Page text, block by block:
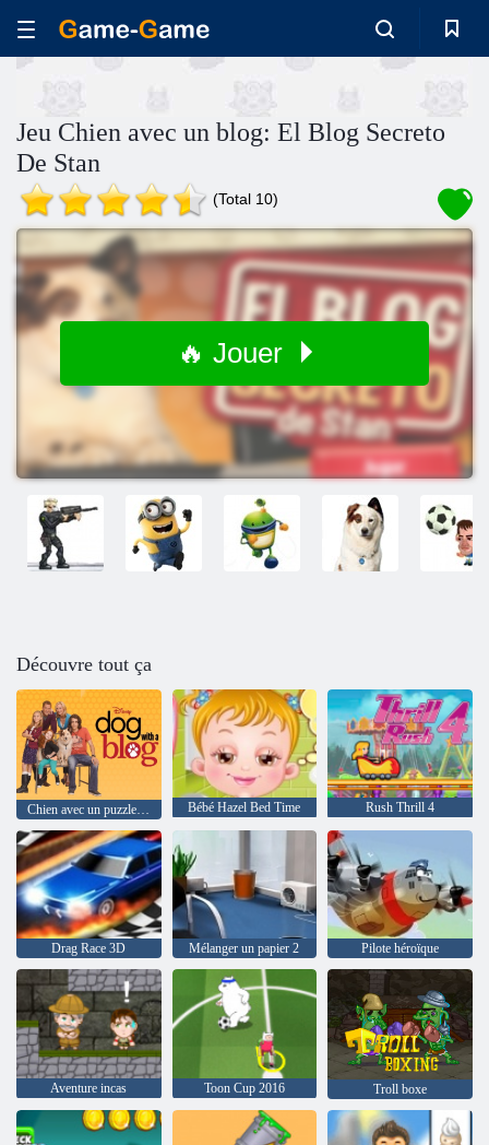
Jeu Chien avec un blog: El Blog Secreto
De Stan
(Total 10)
🔥 Jouer
Découvre tout ça
Chien avec un puzzle de blog Bébé Hazel Bed Time Rush Thrill 4
Drag Race 3D Mélanger un papier 2 Pilote héroïque
Aventure incas Toon Cup 2016 Troll boxe